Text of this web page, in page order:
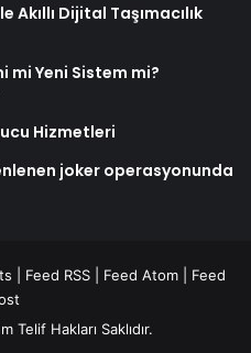
Akıllı Dijital Taşımacılık
mi Yeni Sistem mi?
Hizmetleri
joker operasyonunda
Feed RSS Feed Atom
Feed
Hakları Saklıdır.